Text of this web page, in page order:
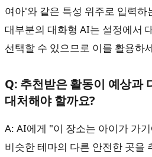
여아'와 같은 특성 위주로 입력하
대부분의 대화형 AI는 설정에서
선택할 수 있으므로 이를 활용하
Q: 추천받은 활동이 예상과
대처해야 할까요?
A: AI에게 "이 장소는 아이가 가
비슷한 테마의 다른 안전한 곳을